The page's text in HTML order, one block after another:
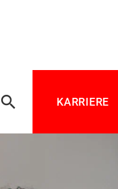
search KARRIERE